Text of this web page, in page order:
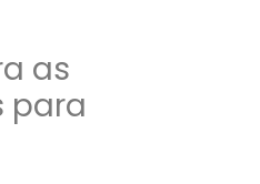
as
para